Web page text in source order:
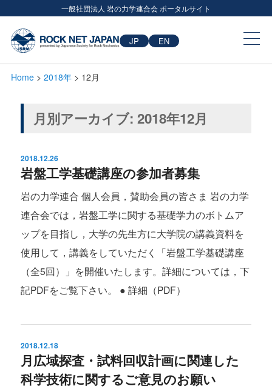
一般社団法人 岩の力学連合会 ポータルサイト
JP EN
Home > 2018年 > 12月
月別アーカイブ:2018年12月
2018.12.26
岩盤工学基礎講座の参加者募集
岩の力学連合 個人会員，賛助会員の皆さま 岩の力学
連合会では，岩盤工学に関する基礎学力のボトムア
ップを目指し，大学の先生方に大学院の講義資料を
使用して，講義をしていただく「岩盤工学基礎講座
（全5回）」を開催いたします。詳細については，下
記PDFをご覧下さい。 ● 詳細（PDF）
2018.12.18
月広域探査・試料回収計画に関連した
科学技術に関するご意見のお願い